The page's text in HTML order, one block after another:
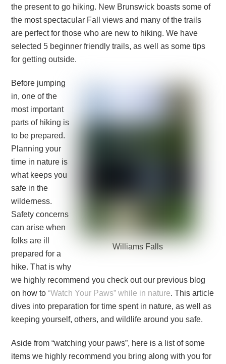
the present to go hiking. New Brunswick boasts some of
the most spectacular Fall views and many of the trails
are perfect for those who are new to hiking. We have
selected 5 beginner friendly trails, as well as some tips
for getting outside.
Williams Falls
Before jumping
in, one of the
most important
parts of hiking is
to be prepared.
Planning your
time in nature is
what keeps you
safe in the
wilderness.
Safety concerns
can arise when
folks are ill
prepared for a
hike. That is why
we highly recommend you check out our previous blog
on how to“Watch Your Paws” while in nature. This article
dives into preparation for time spent in nature, as well as
keeping yourself, others, and wildlife around you safe.
Aside from “watching your paws”, here is a list of some
items we highly recommend you bring along with you for